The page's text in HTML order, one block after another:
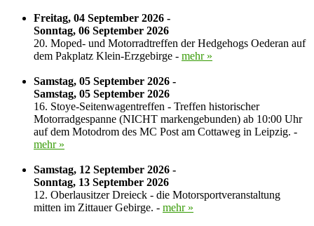
Freitag, 04 September 2026 -
Sonntag, 06 September 2026
20. Moped- und Motorradtreffen der Hedgehogs Oederan auf
dem Pakplatz Klein-Erzgebirge - mehr »
Samstag, 05 September 2026 -
Samstag, 05 September 2026
16. Stoye-Seitenwagentreffen - Treffen historischer
Motorradgespanne (NICHT markengebunden) ab 10:00 Uhr
auf dem Motodrom des MC Post am Cottaweg in Leipzig. -
mehr »
Samstag, 12 September 2026 -
Sonntag, 13 September 2026
12. Oberlausitzer Dreieck - die Motorsportveranstaltung
mitten im Zittauer Gebirge. - mehr »